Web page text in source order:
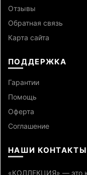
Отзывы
Обратная связь
Карта сайта
ПОДДЕРЖКА
Гарантии
Помощь
Оферта
Cоглашение
НАШИ КОНТАКТЫ
«КОЛЛЕКЦИЯ» — это